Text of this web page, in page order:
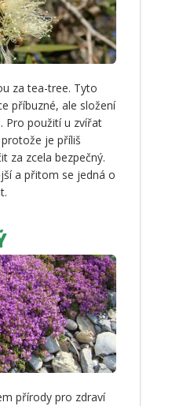
za tea-tree. Tyto
příbuzné, ale složení
Pro použití u zvířat
je příliš
za zcela bezpečný.
a přitom se jedná o
přírody pro zdraví